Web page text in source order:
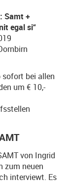
Samt +
egal si“
sofort bei allen
um € 10,-
von Ingrid
zum neuen
interviewt. Es